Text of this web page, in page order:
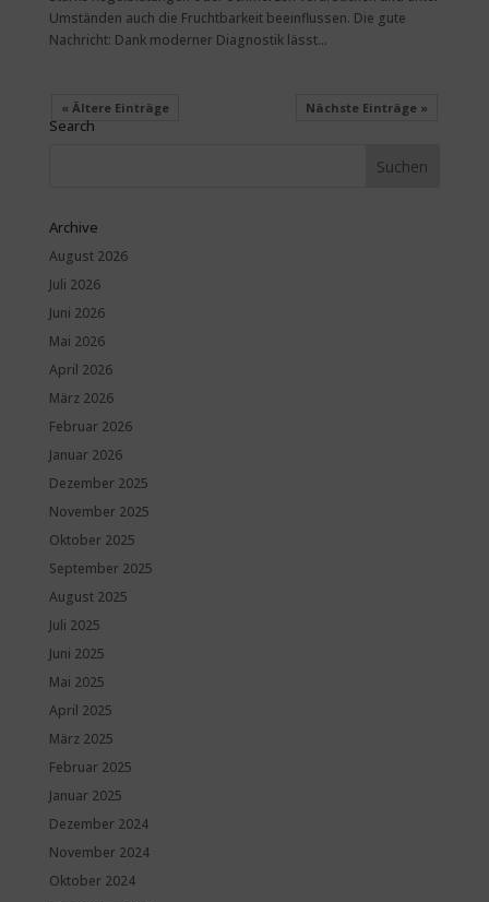
Umständen auch die Fruchtbarkeit beeinflussen. Die gute
Nachricht: Dank moderner Diagnostik lässt...
« Ältere Einträge Nächste Einträge »
Search
Archive
August 2026
Juli 2026
Juni 2026
Mai 2026
April 2026
März 2026
Februar 2026
Januar 2026
Dezember 2025
November 2025
Oktober 2025
September 2025
August 2025
Juli 2025
Juni 2025
Mai 2025
April 2025
März 2025
Februar 2025
Januar 2025
Dezember 2024
November 2024
Oktober 2024